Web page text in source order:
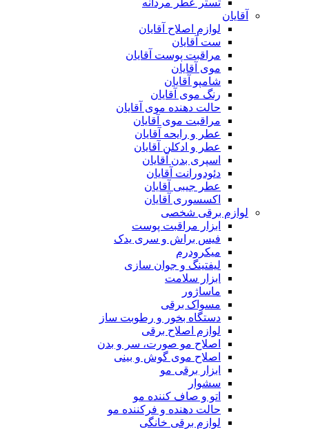
تستر عطر مردانه
آقایان
لوازم اصلاح آقایان
ست آقایان
مراقبت پوست آقایان
موی آقایان
شامپو آقایان
رنگ موی آقایان
حالت دهنده موی آقایان
مراقبت موی آقایان
عطر و رایحه آقایان
عطر و ادکلن آقایان
اسپری بدن آقایان
دئودورانت آقایان
عطر جیبی آقایان
اکسسوری آقایان
لوازم برقی شخصی
ابزار مراقبت پوست
فیس براش و سری یدک
میکرودرم
لیفتینگ و جوان سازی
ابزار سلامت
ماساژور
مسواک برقی
دستگاه بخور و رطوبت ساز
لوازم اصلاح برقی
اصلاح مو صورت، سر و بدن
اصلاح موی گوش و بینی
ابزار برقی مو
سشوار
اتو و صاف کننده مو
حالت دهنده و فرکننده مو
لوازم برقی خانگی